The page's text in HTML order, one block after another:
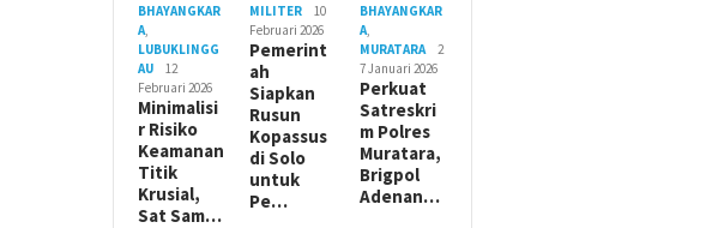
BHAYANGKAR
A
LUBUKLINGG
AU
12
Februari 2026
Minimalisi
r Risiko
Keamanan
Titik
Krusial,
Sat Sam…
MILITER
10
Februari 2026
Pemerint
ah
Siapkan
Rusun
Kopassus
di Solo
untuk
Pe…
BHAYANGKAR
A
MURATARA
2
7 Januari 2026
Perkuat
Satreskri
m Polres
Muratara,
Brigpol
Adenan…